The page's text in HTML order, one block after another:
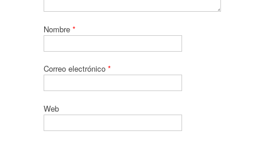
Nombre *
Correo electrónico *
Web